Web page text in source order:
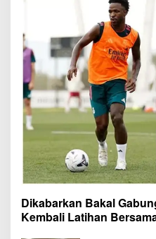
Dikabarkan Bakal
Kembali Latihan